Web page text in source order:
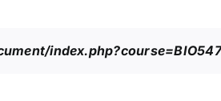
index.php?course=BIO547